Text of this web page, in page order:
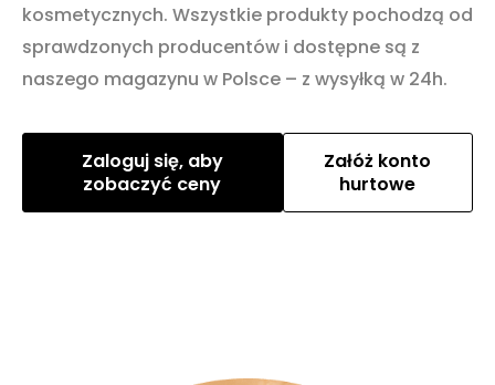
kosmetycznych. Wszystkie produkty pochodzą od
sprawdzonych producentów i dostępne są z
naszego magazynu w Polsce – z wysyłką w 24h.
Zaloguj się, aby
zobaczyć ceny
Załóż konto
hurtowe